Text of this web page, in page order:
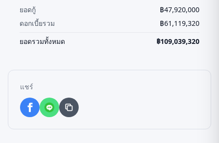
ยอดกู้ ฿47,920,000
ดอกเบี้ยรวม
฿61,119,320
ยอดรวมทั้งหมด
฿109,039,320
แชร์